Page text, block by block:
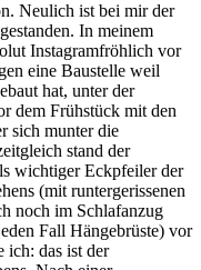
Neulich ist bei mir der
In meinem
Instagramfröhlich vor
eine Baustelle weil
hat, unter der
dem Frühstück mit den
sich munter die
stand der
wichtiger Eckpfeiler der
(mit runtergerissenen
noch im Schlafanzug
Fall Hängebrüste) vor
ich: das ist der